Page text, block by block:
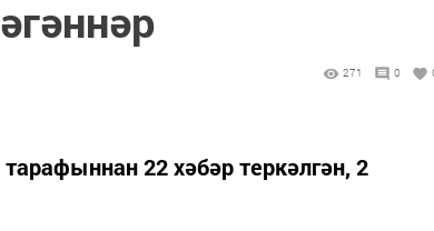
271 0
22 хәбәр теркәлгән, 2